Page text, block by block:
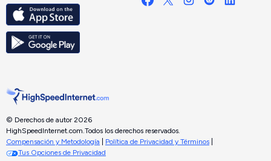
© Derechos de autor 2026
HighSpeedInternet.com. Todos los derechos reservados.
Compensación y Metodología
Política de Privacidad y Términos
Tus Opciones de Privacidad